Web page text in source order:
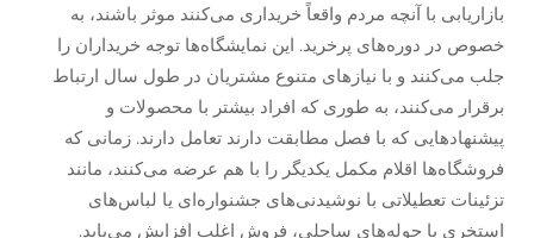
بازاریابی با آنچه مردم واقعاً خریداری می‌کنند موثر باشند، به
خصوص در دوره‌های پرخرید. این نمایشگاه‌ها توجه خریداران را
جلب می‌کنند و با نیازهای متنوع مشتریان در طول سال ارتباط
برقرار می‌کنند، به طوری که افراد بیشتر با محصولات و
پیشنهادهایی که با فصل مطابقت دارند تعامل دارند. زمانی که
فروشگاه‌ها اقلام مکمل یکدیگر را با هم عرضه می‌کنند، مانند
تزئینات تعطیلاتی با نوشیدنی‌های جشنواره‌ای یا لباس‌های
استخری با حوله‌های ساحلی، فروش اغلب افزایش می‌یابد.